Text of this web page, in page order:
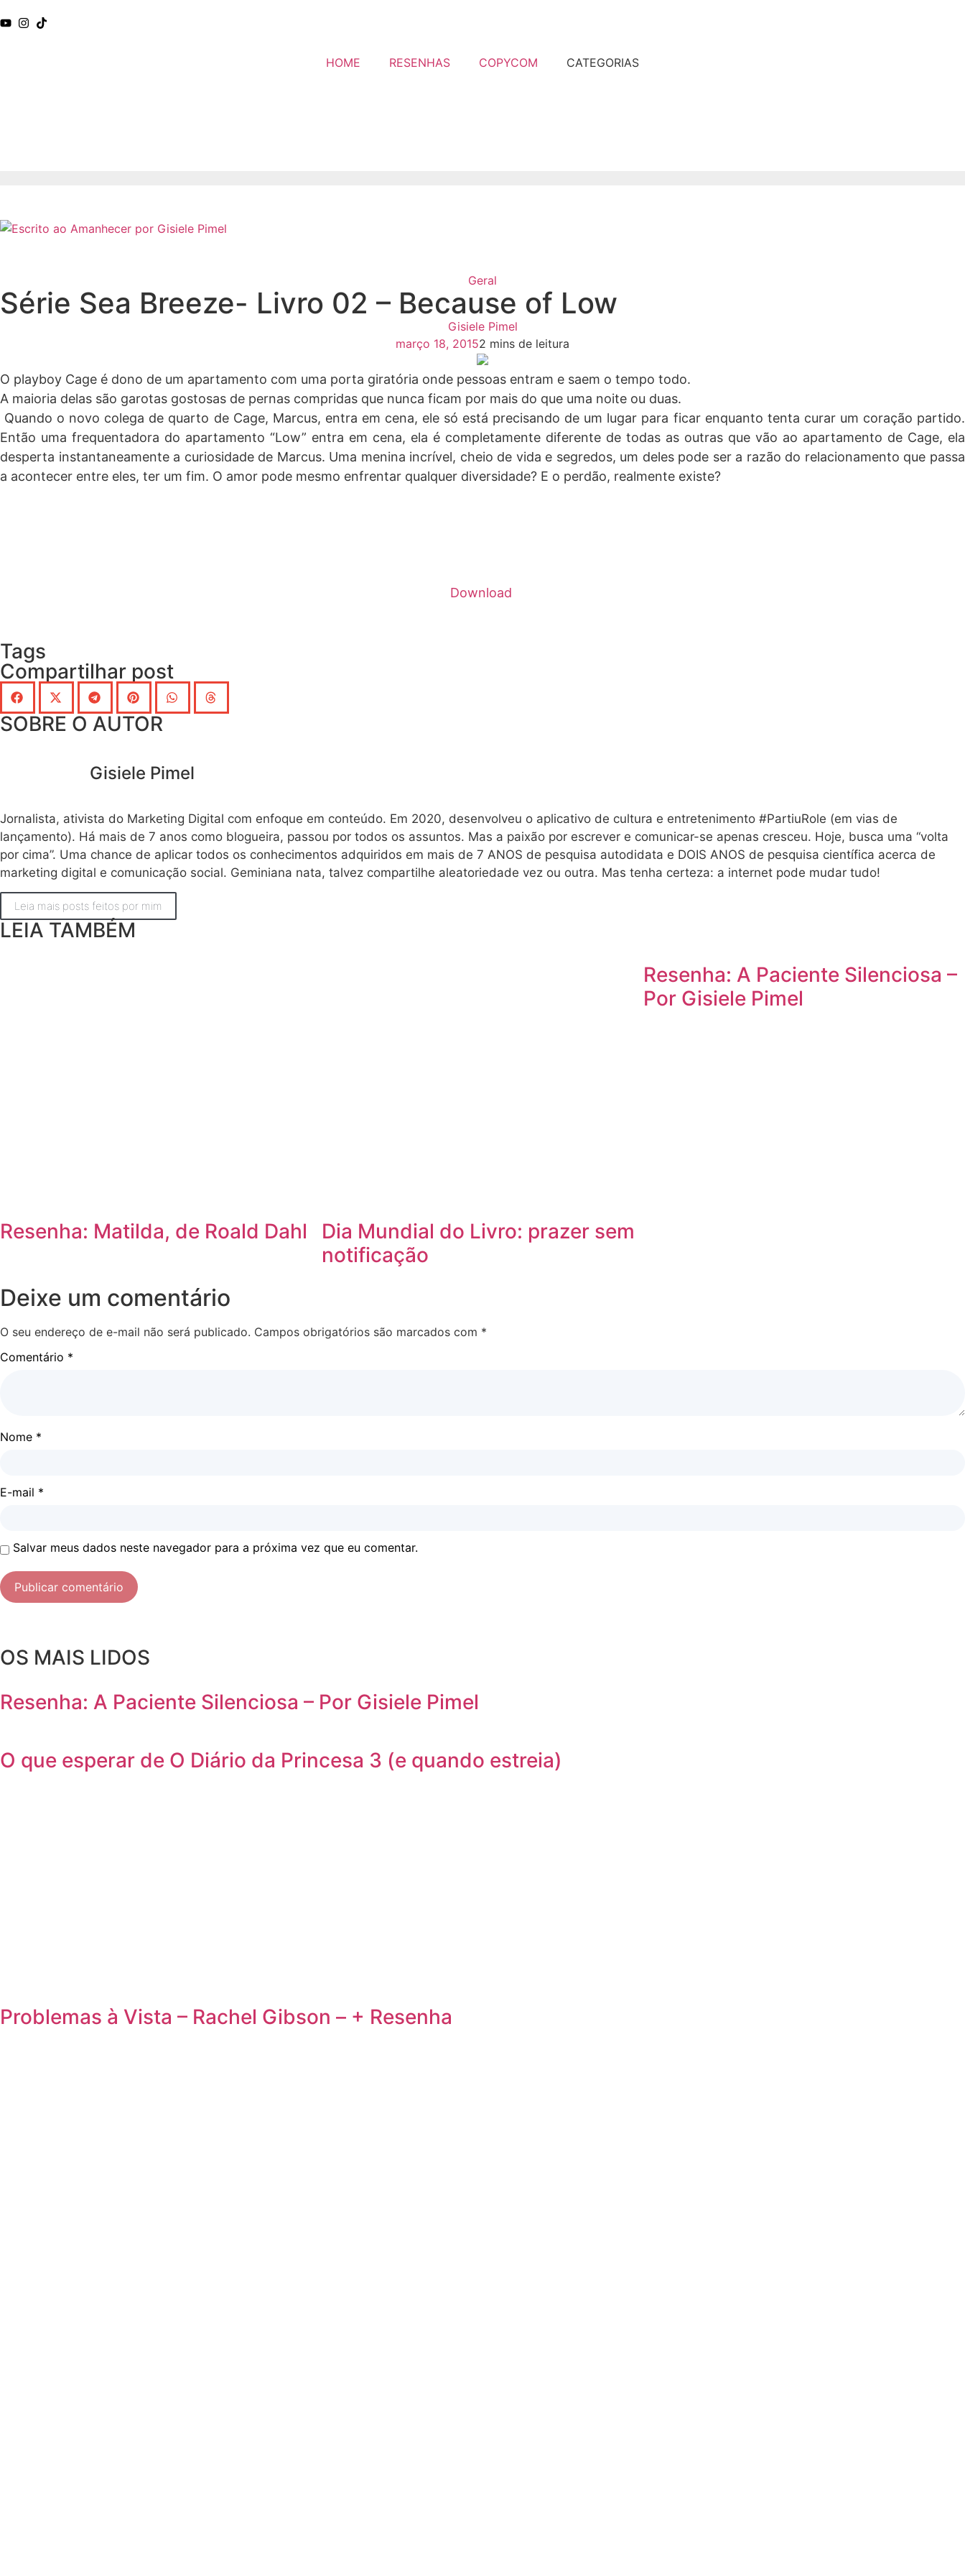
HOME RESENHAS COPYCOM CATEGORIAS
Geral
Série Sea Breeze- Livro 02 – Because of Low
Gisiele Pimel
março 18, 20152 mins de leitura
O playboy Cage é dono de um apartamento com uma porta giratória onde pessoas entram e saem o tempo todo.
A maioria delas são garotas gostosas de pernas compridas que nunca ficam por mais do que uma noite ou duas.
Quando o novo colega de quarto de Cage, Marcus, entra em cena, ele só está precisando de um lugar para ficar enquanto tenta curar um coração partido.
Então uma frequentadora do apartamento “Low” entra em cena, ela é completamente diferente de todas as outras que vão ao apartamento de Cage, ela
desperta instantaneamente a curiosidade de Marcus. Uma menina incrível, cheio de vida e segredos, um deles pode ser a razão do relacionamento que passa
a acontecer entre eles, ter um fim. O amor pode mesmo enfrentar qualquer diversidade? E o perdão, realmente existe?
Download
Tags
Compartilhar post
SOBRE O AUTOR
Gisiele Pimel
Jornalista, ativista do Marketing Digital com enfoque em conteúdo. Em 2020, desenvolveu o aplicativo de cultura e entretenimento #PartiuRole (em vias de
lançamento). Há mais de 7 anos como blogueira, passou por todos os assuntos. Mas a paixão por escrever e comunicar-se apenas cresceu. Hoje, busca uma “volta
por cima”. Uma chance de aplicar todos os conhecimentos adquiridos em mais de 7 ANOS de pesquisa autodidata e DOIS ANOS de pesquisa científica acerca de
marketing digital e comunicação social. Geminiana nata, talvez compartilhe aleatoriedade vez ou outra. Mas tenha certeza: a internet pode mudar tudo!
Leia mais posts feitos por mim
LEIA TAMBÉM
Resenha: Matilda, de Roald Dahl
Dia Mundial do Livro: prazer sem
notificação
Resenha: A Paciente Silenciosa –
Por Gisiele Pimel
Deixe um comentário
O seu endereço de e-mail não será publicado. Campos obrigatórios são marcados com *
Comentário *
Nome *
E-mail *
Salvar meus dados neste navegador para a próxima vez que eu comentar.
OS MAIS LIDOS
Resenha: A Paciente Silenciosa – Por Gisiele Pimel
O que esperar de O Diário da Princesa 3 (e quando estreia)
Problemas à Vista – Rachel Gibson – + Resenha